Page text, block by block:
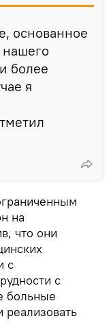
основанное
более
я
на
что они
с
с
больные